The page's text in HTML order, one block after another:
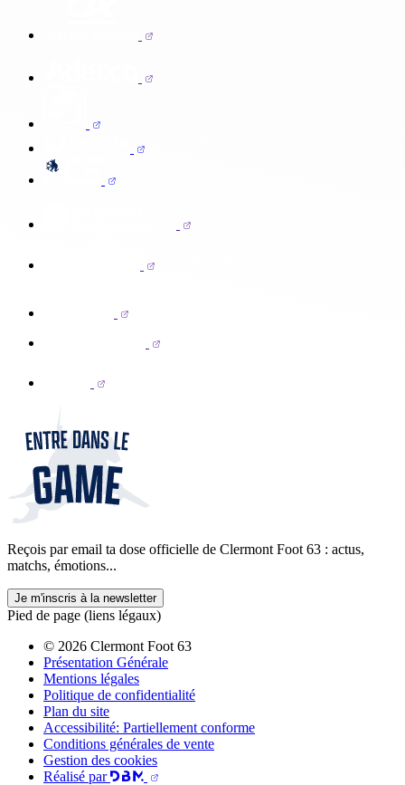
Reçois par email ta dose officielle de Clermont Foot 63 : actus,
matchs, émotions...
Je m'inscris à la newsletter
Pied de page (liens légaux)
© 2026 Clermont Foot 63
Présentation Générale
Mentions légales
Politique de confidentialité
Plan du site
Accessibilité: Partiellement conforme
Conditions générales de vente
Gestion des cookies
Réalisé par